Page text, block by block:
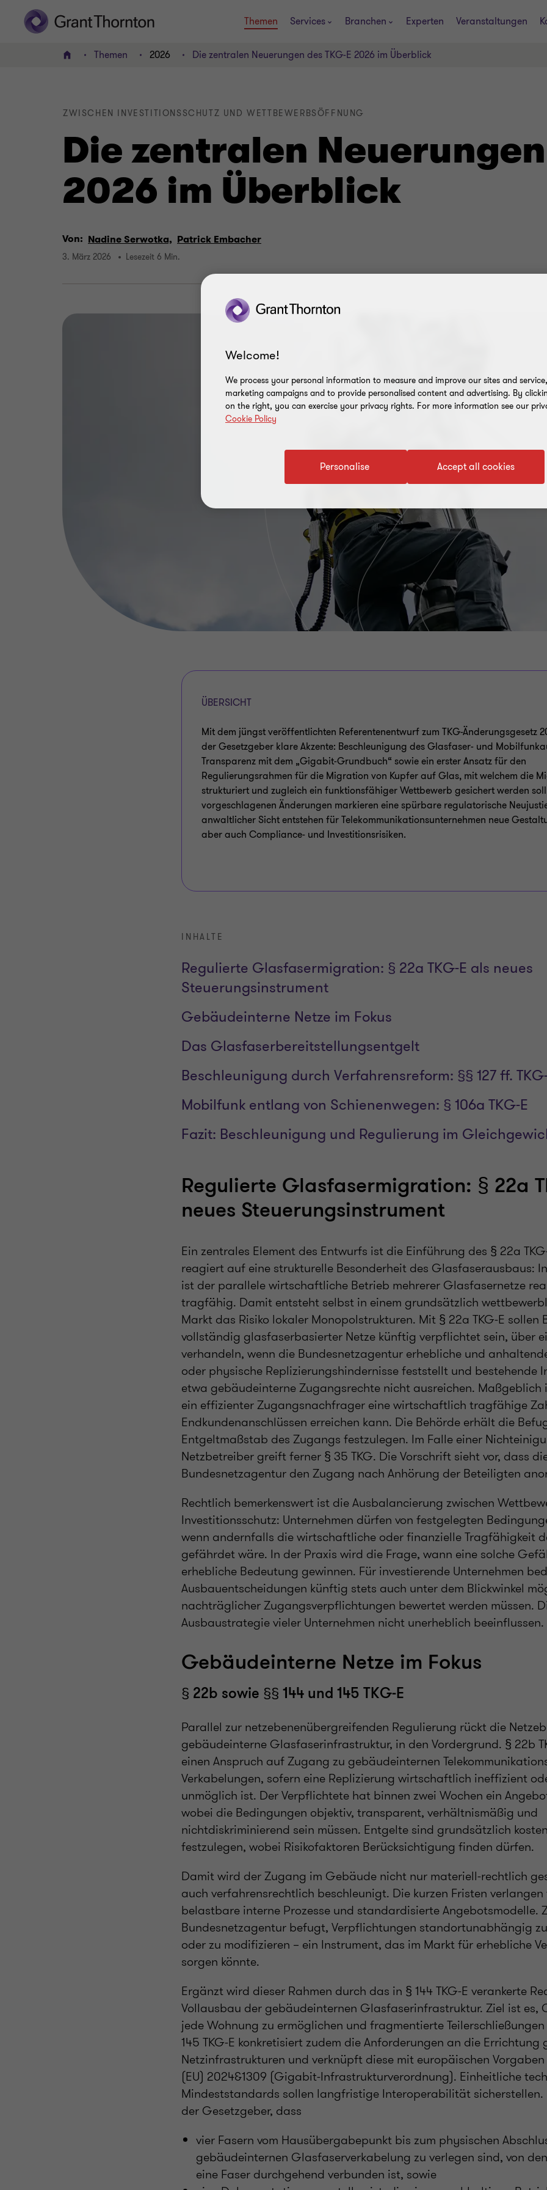
Themen Services Branchen Experten Veranstaltungen
HOME Themen 2026 Die zentralen Neuerungen des TKG-E 2026 im Überblick
Die zentralen Neuerungen
2026 im Überblick
ZWISCHEN INVESTITIONSSCHUTZ UND WETTBEWERBSÖFFNUNG
Von: Nadine Serwotka, Patrick Embacher
3. März 2026 Lesezeit 6 Min.
ÜBERSICHT
Mit dem jüngst veröffentlichten Referentenentwurf zum TKG-Änderungsgesetz
der Gesetzgeber klare Akzente: Beschleunigung des Glasfaser- und
Transparenz mit dem „Gigabit-Grundbuch“ sowie ein erster Ansatz für den
Regulierungsrahmen für die Migration von Kupfer auf Glas, mit welchem die
strukturiert und zugleich ein funktionsfähiger Wettbewerb gesichert werden
vorgeschlagenen Änderungen markieren eine spürbare regulatorische
anwaltlicher Sicht entstehen für Telekommunikationsunternehmen neue
aber auch Compliance- und Investitionsrisiken.
INHALTE
Regulierte Glasfasermigration: § 22a TKG-E als neues
Steuerungsinstrument
Gebäudeinterne Netze im Fokus
Das Glasfaserbereitstellungsentgelt
Beschleunigung durch Verfahrensreform: §§ 127 ff.
Mobilfunk entlang von Schienenwegen: § 106a TKG-E
Fazit: Beschleunigung und Regulierung im
Regulierte Glasfasermigration: § 22a
neues Steuerungsinstrument
Ein zentrales Element des Entwurfs ist die Einführung des § 22a
reagiert auf eine strukturelle Besonderheit des Glasfaserausbaus:
ist der parallele wirtschaftliche Betrieb mehrerer Glasfasernetze
tragfähig. Damit entsteht selbst in einem grundsätzlich
Markt das Risiko lokaler Monopolstrukturen. Mit § 22a TKG-E sollen
vollständig glasfaserbasierter Netze künftig verpflichtet sein, über
verhandeln, wenn die Bundesnetzagentur erhebliche und
oder physische Replizierungshindernisse feststellt und bestehende
etwa gebäudeinterne Zugangsrechte nicht ausreichen. Maßgeblich
ein effizienter Zugangsnachfrager eine wirtschaftlich tragfähige
Endkundenanschlüssen erreichen kann. Die Behörde erhält die
Entgeltmaßstab des Zugangs festzulegen. Im Falle einer
Netzbetreiber greift ferner § 35 TKG. Die Vorschrift sieht vor, dass
Bundesnetzagentur den Zugang nach Anhörung der Beteiligten
Rechtlich bemerkenswert ist die Ausbalancierung zwischen
Investitionsschutz: Unternehmen dürfen von festgelegten
wenn andernfalls die wirtschaftliche oder finanzielle Tragfähigkeit
gefährdet wäre. In der Praxis wird die Frage, wann eine solche
erhebliche Bedeutung gewinnen. Für investierende Unternehmen
Ausbauentscheidungen künftig stets auch unter dem Blickwinkel
nachträglicher Zugangsverpflichtungen bewertet werden müssen.
Ausbaustrategie vieler Unternehmen nicht unerheblich beeinflussen.
Gebäudeinterne Netze im Fokus
§ 22b sowie §§ 144 und 145 TKG-E
Parallel zur netzebenenübergreifenden Regulierung rückt die
gebäudeinterne Glasfaserinfrastruktur, in den Vordergrund. § 22b
einen Anspruch auf Zugang zu gebäudeinternen
Verkabelungen, sofern eine Replizierung wirtschaftlich ineffizient
unmöglich ist. Der Verpflichtete hat binnen zwei Wochen ein
wobei die Bedingungen objektiv, transparent, verhältnismäßig und
nichtdiskriminierend sein müssen. Entgelte sind grundsätzlich
festzulegen, wobei Risikofaktoren Berücksichtigung finden dürfen.
Damit wird der Zugang im Gebäude nicht nur materiell-rechtlich
auch verfahrensrechtlich beschleunigt. Die kurzen Fristen
belastbare interne Prozesse und standardisierte Angebotsmodelle.
Bundesnetzagentur befugt, Verpflichtungen standortunabhängig
oder zu modifizieren – ein Instrument, das im Markt für erhebliche
sorgen könnte.
Ergänzt wird dieser Rahmen durch das in § 144 TKG-E verankerte
Vollausbau der gebäudeinternen Glasfaserinfrastruktur. Ziel ist es,
jede Wohnung zu ermöglichen und fragmentierte
145 TKG-E konkretisiert zudem die Anforderungen an die
Netzinfrastrukturen und verknüpft diese mit europäischen
(EU) 2024&1309 (Gigabit-Infrastrukturverordnung). Einheitliche
Mindeststandards sollen langfristige Interoperabilität sicherstellen.
der Gesetzgeber, dass
vier Fasern vom Hausübergabepunkt bis zum physischen
gebäudeinternen Glasfaserverkabelung zu verlegen sind, von
eine Faser durchgehend verbunden ist, sowie
Welcome!
We process your personal information to measure and improve our sites and
marketing campaigns and to provide personalised content and advertising. By
on the right, you can exercise your privacy rights. For more information see our
Cookie Policy
Accept all cookies
Personalise